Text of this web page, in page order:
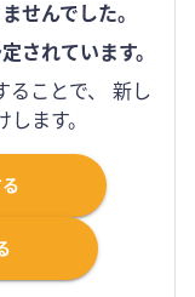
せんでした。
されています。
ることで、 新し
ます。